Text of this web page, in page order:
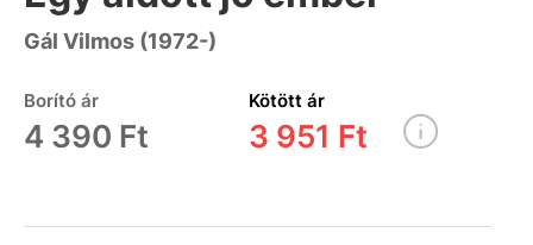
Gál Vilmos (1972-)
Borító ár
4 390 Ft
Kötött ár
3 951 Ft